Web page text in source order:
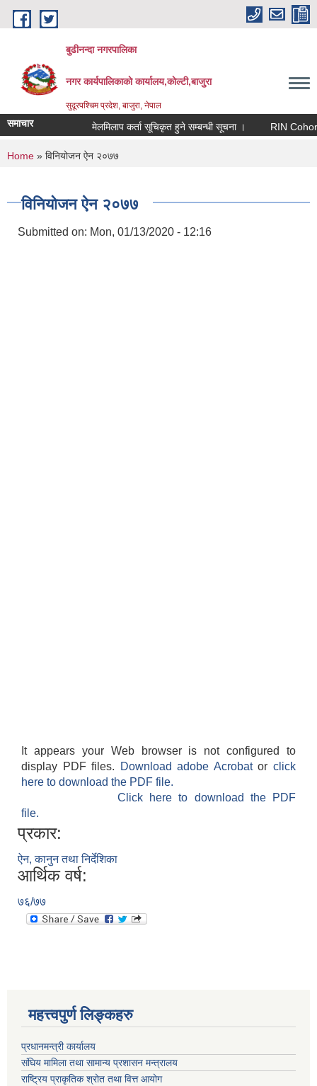
Skip to main content
बुढीनन्दा नगरपालिका
नगर कार्यपालिकाकाे कार्यालय,काेल्टी,बाजुरा
सुदूरपश्चिम प्रदेश, बाजुरा, नेपाल
समाचार मेलमिलाप कर्ता सूचिकृत हुने सम्बन्धी सूचना । RIN Cohor III
You are here
Home » विनियोजन ऐन २०७७
विनियोजन ऐन २०७७
Submitted on: Mon, 01/13/2020 - 12:16
It appears your Web browser is not configured to
display PDF files.
Download adobe Acrobatorclick
here to download the PDF file.
Click here to download the PDF
file.
प्रकार:
ऐन, कानुन तथा निर्देशिका
आर्थिक वर्ष:
७६/७७
महत्त्वपुर्ण लिङ्कहरु
प्रधानमन्त्री कार्यालय
संघिय मामिला तथा सामान्य प्रशासन मन्त्रालय
राष्ट्रिय प्राकृतिक श्रोत तथा वित्त आयोग